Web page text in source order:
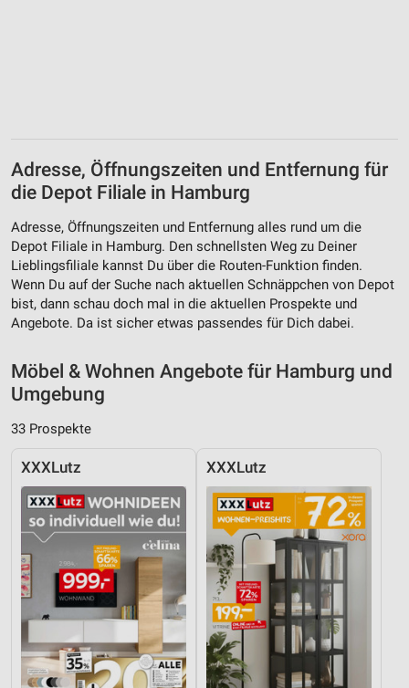
Adresse, Öffnungszeiten und Entfernung für
die Depot Filiale in Hamburg
Adresse, Öffnungszeiten und Entfernung alles rund um die
Depot Filiale in Hamburg. Den schnellsten Weg zu Deiner
Lieblingsfiliale kannst Du über die Routen-Funktion finden.
Wenn Du auf der Suche nach aktuellen Schnäppchen von Depot
bist, dann schau doch mal in die aktuellen Prospekte und
Angebote. Da ist sicher etwas passendes für Dich dabei.
Möbel & Wohnen Angebote für Hamburg und
Umgebung
33 Prospekte
XXXLutz XXXLutz